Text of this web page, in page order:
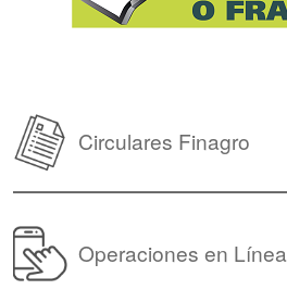
Circulares Finagro
Operaciones en Línea